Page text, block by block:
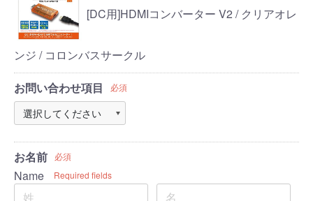
[DC用]HDMIコンバーター V2 / クリアオレ
ンジ / コロンバスサークル
お問い合わせ項目 必須
お名前 必須
Name Required fields